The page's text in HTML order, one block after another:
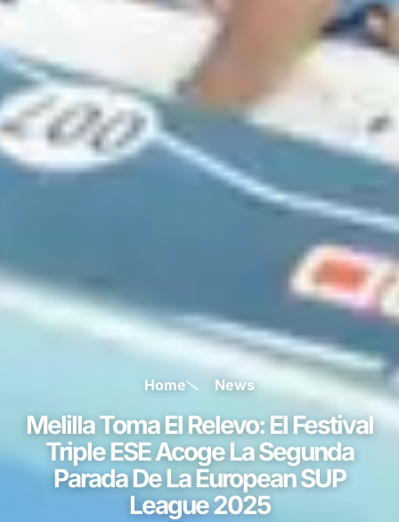
Home News
Melilla Toma El Relevo: El Festival
Triple ESE Acoge La Segunda
Parada De La European SUP
League 2025